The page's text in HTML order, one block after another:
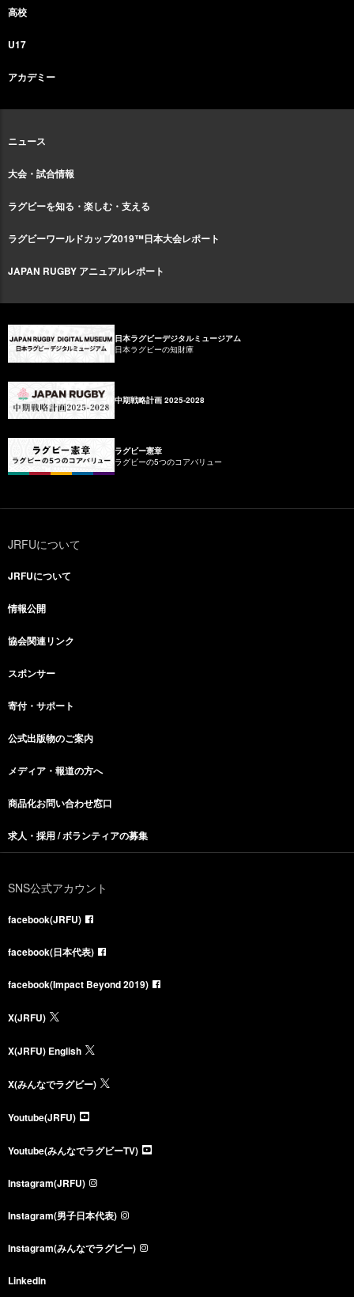
高校
U17
アカデミー
ニュース
大会・試合情報
ラグビーを知る・楽しむ・支える
ラグビーワールドカップ2019™日本大会レポート
JAPAN RUGBY アニュアルレポート
日本ラグビーデジタルミュージアム
日本ラグビーの知財庫
中期戦略計画 2025-2028
ラグビー憲章
ラグビーの5つのコアバリュー
JRFUについて
JRFUについて
情報公開
協会関連リンク
スポンサー
寄付・サポート
公式出版物のご案内
メディア・報道の方へ
商品化お問い合わせ窓口
求人・採用 / ボランティアの募集
SNS公式アカウント
facebook(JRFU)
facebook(日本代表)
facebook(Impact Beyond 2019)
X(JRFU)
X(JRFU) English
X(みんなでラグビー)
Youtube(JRFU)
Youtube(みんなでラグビーTV)
Instagram(JRFU)
Instagram(男子日本代表)
Instagram(みんなでラグビー)
LinkedIn